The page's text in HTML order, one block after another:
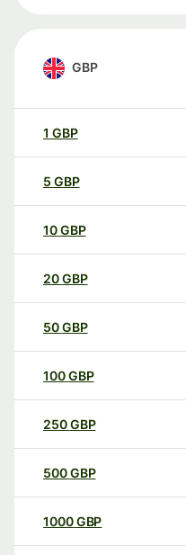
GBP
1 GBP
5 GBP
10GBP
20GBP
50GBP
100GBP
250GBP
500GBP
1000GBP